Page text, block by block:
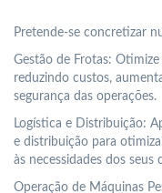
Pretende-se concretizar
Gestão de Frotas:
reduzindo custos,
segurança das operações.
Logística e Distribuição:
e distribuição para
às necessidades dos seus
Operação de Máquinas